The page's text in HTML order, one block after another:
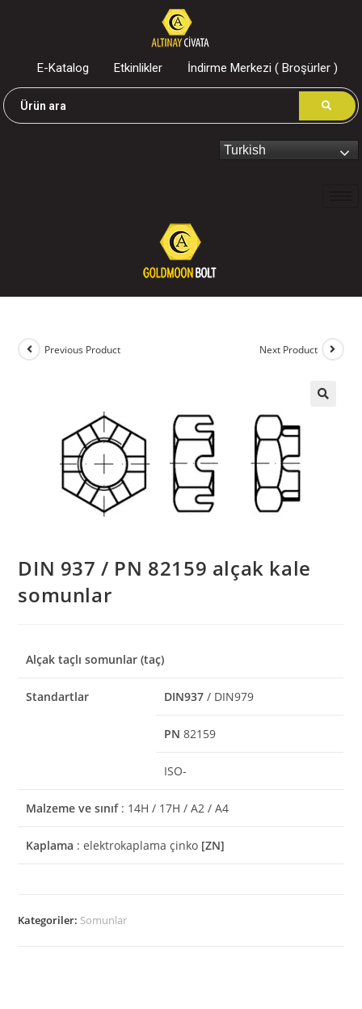
E-Katalog Etkinlikler İndirme Merkezi ( Broşürler )
Turkish
Previous Product Next Product
DIN 937 / PN 82159 alçak kale
somunlar
Alçak taçlı somunlar (taç)
Standartlar DIN937 / DIN979
PN 82159
ISO-
Malzeme ve sınıf: 14H / 17H / A2 / A4
Kaplama : elektrokaplama çinko [ZN]
Kategoriler: Somunlar